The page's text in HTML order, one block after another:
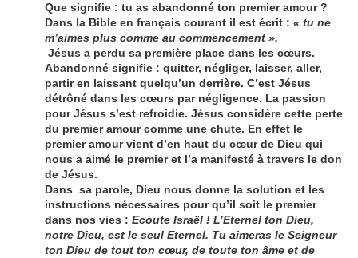
Que signifie : tu as abandonné ton premier amour ?
Dans la Bible en français courant il est écrit : « tu ne
m’aimes plus comme au commencement ».
Jésus a perdu sa première place dans les cœurs.
Abandonné signifie : quitter, négliger, laisser, aller,
partir en laissant quelqu’un derrière. C’est Jésus
détrôné dans les cœurs par négligence. La passion
pour Jésus s’est refroidie. Jésus considère cette perte
du premier amour comme une chute. En effet le
premier amour vient d’en haut du cœur de Dieu qui
nous a aimé le premier et l’a manifesté à travers le don
de Jésus.
Dans sa parole, Dieu nous donne la solution et les
instructions nécessaires pour qu’il soit le premier
dans nos vies : Ecoute Israël ! L’Eternel ton Dieu,
notre Dieu, est le seul Eternel. Tu aimeras le Seigneur
ton Dieu de tout ton cœur, de toute ton âme et de